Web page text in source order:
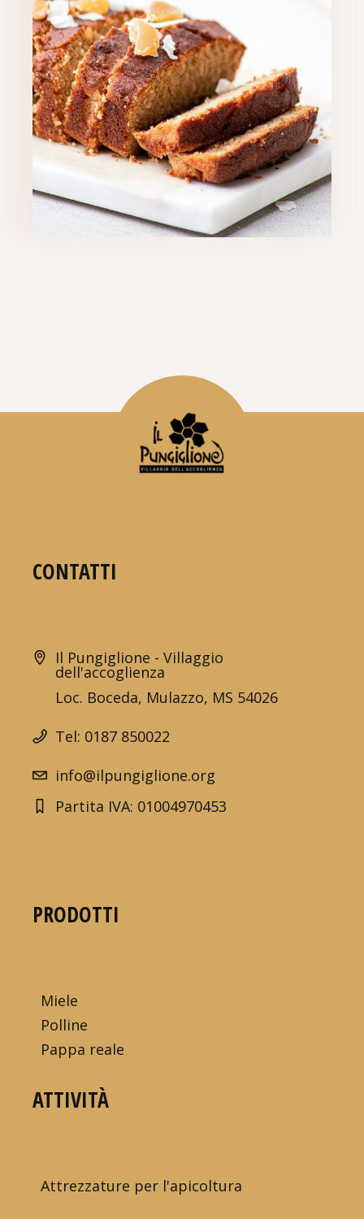
CONTATTI
Il Pungiglione - Villaggio
dell'accoglienza
Loc. Boceda, Mulazzo, MS 54026
Tel: 0187 850022
info@ilpungiglione.org
Partita IVA: 01004970453
PRODOTTI
Miele
Polline
Pappa reale
ATTIVITÀ
Attrezzature per l'apicoltura